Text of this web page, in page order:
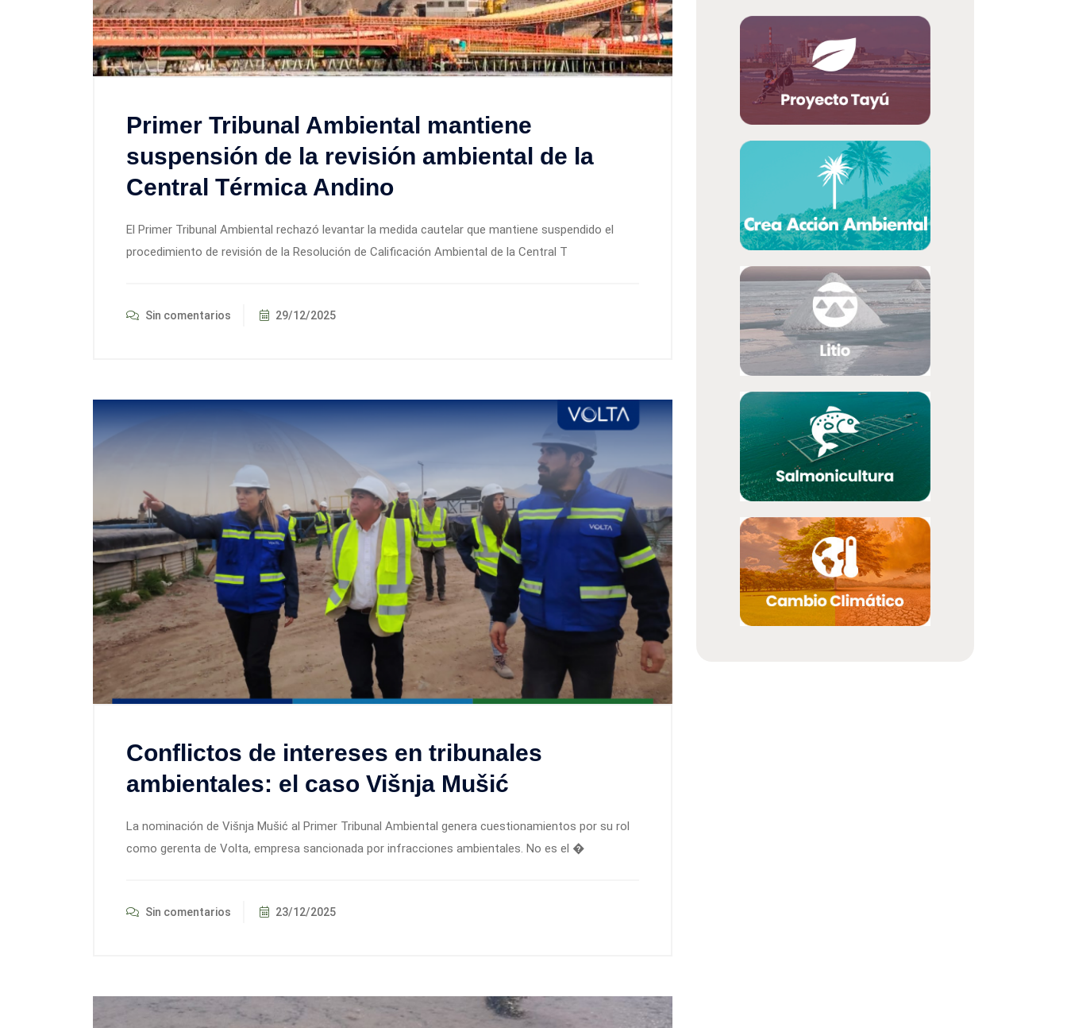
Primer Tribunal Ambiental mantiene
suspensión de la revisión ambiental de la
Central Térmica Andino
El Primer Tribunal Ambiental rechazó levantar la medida cautelar que mantiene suspendido el
procedimiento de revisión de la Resolución de Calificación Ambiental de la Central T
Sin comentarios 29/12/2025
Conflictos de intereses en tribunales
ambientales: el caso Višnja Mušić
La nominación de Višnja Mušić al Primer Tribunal Ambiental genera cuestionamientos por su rol
como gerenta de Volta, empresa sancionada por infracciones ambientales. No es el �
Sin comentarios 23/12/2025